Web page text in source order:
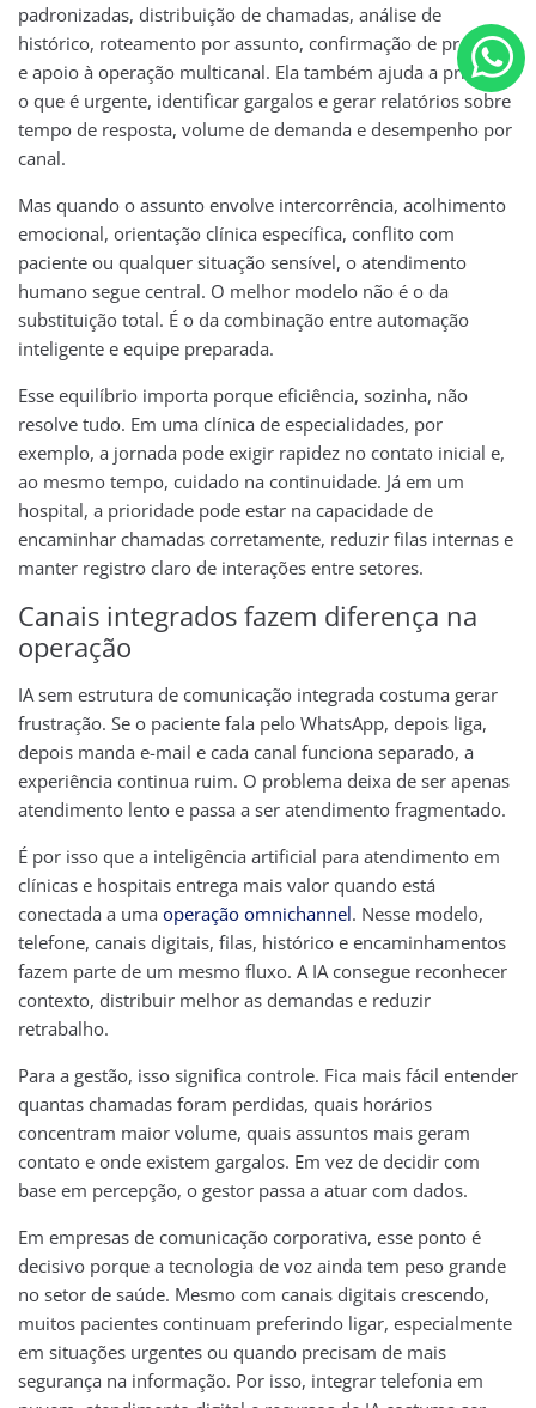
padronizadas, distribuição de chamadas, análise de
histórico, roteamento por assunto, confirmação de presença
e apoio à operação multicanal. Ela também ajuda a priorizar
o que é urgente, identificar gargalos e gerar relatórios sobre
tempo de resposta, volume de demanda e desempenho por
canal.
Mas quando o assunto envolve intercorrência, acolhimento
emocional, orientação clínica específica, conflito com
paciente ou qualquer situação sensível, o atendimento
humano segue central. O melhor modelo não é o da
substituição total. É o da combinação entre automação
inteligente e equipe preparada.
Esse equilíbrio importa porque eficiência, sozinha, não
resolve tudo. Em uma clínica de especialidades, por
exemplo, a jornada pode exigir rapidez no contato inicial e,
ao mesmo tempo, cuidado na continuidade. Já em um
hospital, a prioridade pode estar na capacidade de
encaminhar chamadas corretamente, reduzir filas internas e
manter registro claro de interações entre setores.
Canais integrados fazem diferença na
operação
IA sem estrutura de comunicação integrada costuma gerar
frustração. Se o paciente fala pelo WhatsApp, depois liga,
depois manda e-mail e cada canal funciona separado, a
experiência continua ruim. O problema deixa de ser apenas
atendimento lento e passa a ser atendimento fragmentado.
É por isso que a inteligência artificial para atendimento em
clínicas e hospitais entrega mais valor quando está
conectada a uma operação omnichannel. Nesse modelo,
telefone, canais digitais, filas, histórico e encaminhamentos
fazem parte de um mesmo fluxo. A IA consegue reconhecer
contexto, distribuir melhor as demandas e reduzir
retrabalho.
Para a gestão, isso significa controle. Fica mais fácil entender
quantas chamadas foram perdidas, quais horários
concentram maior volume, quais assuntos mais geram
contato e onde existem gargalos. Em vez de decidir com
base em percepção, o gestor passa a atuar com dados.
Em empresas de comunicação corporativa, esse ponto é
decisivo porque a tecnologia de voz ainda tem peso grande
no setor de saúde. Mesmo com canais digitais crescendo,
muitos pacientes continuam preferindo ligar, especialmente
em situações urgentes ou quando precisam de mais
segurança na informação. Por isso, integrar telefonia em